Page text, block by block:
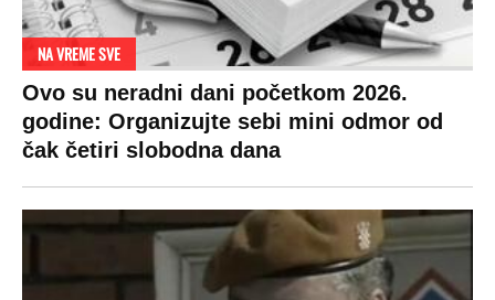
NA VREME SVE
Ovo su neradni dani početkom 2026.
godine: Organizujte sebi mini odmor od
čak četiri slobodna dana